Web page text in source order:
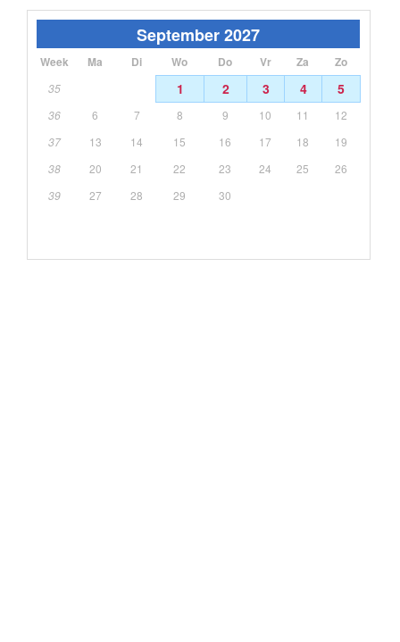
September 2027
Week Ma Di Wo Do Vr Za Zo
35 1 2 3 4 5
36 6 7 8 9 10 11
12
37
13 14 15 16 17 18
19
38
20 21 22 23 24 25
26
39
27 28 29 30